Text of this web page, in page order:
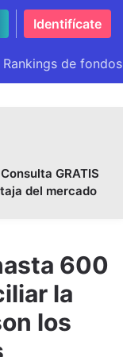
Identifícate
Rankings de fondos
GRATIS
del mercado
600
la
los